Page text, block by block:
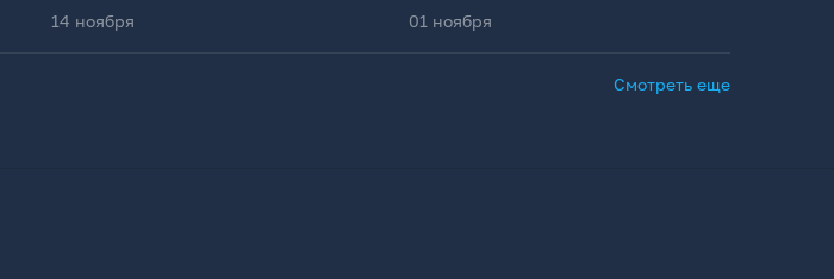
федеральный центр
14 ноября 01 ноября
Смотреть еще